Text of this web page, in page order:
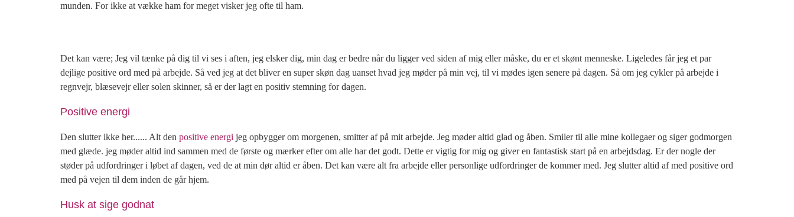
munden. For ikke at vække ham for meget visker jeg ofte til ham.
Det kan være; Jeg vil tænke på dig til vi ses i aften, jeg elsker dig, min dag er bedre når du ligger ved siden af mig eller måske, du er et skønt menneske. Ligeledes får jeg et par
dejlige positive ord med på arbejde. Så ved jeg at det bliver en super skøn dag uanset hvad jeg møder på min vej, til vi mødes igen senere på dagen. Så om jeg cykler på arbejde i
regnvejr, blæsevejr eller solen skinner, så er der lagt en positiv stemning for dagen.
Positive energi
Den slutter ikke her...... Alt den positive energi jeg opbygger om morgenen, smitter af på mit arbejde. Jeg møder altid glad og åben. Smiler til alle mine kollegaer og siger godmorgen
med glæde. jeg møder altid ind sammen med de første og mærker efter om alle har det godt. Dette er vigtig for mig og giver en fantastisk start på en arbejdsdag. Er der nogle der
støder på udfordringer i løbet af dagen, ved de at min dør altid er åben. Det kan være alt fra arbejde eller personlige udfordringer de kommer med. Jeg slutter altid af med positive ord
med på vejen til dem inden de går hjem.
Husk at sige godnat